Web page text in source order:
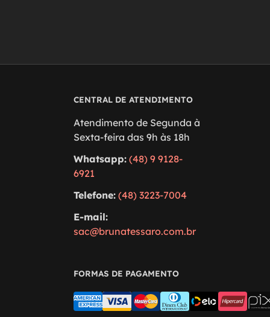
CENTRAL DE ATENDIMENTO
Atendimento de Segunda à
Sexta-feira das 9h às 18h
Whatsapp: (48) 9 9128-
6921
Telefone: (48) 3223-7004
E-mail:
sac@brunatessaro.com.br
FORMAS DE PAGAMENTO